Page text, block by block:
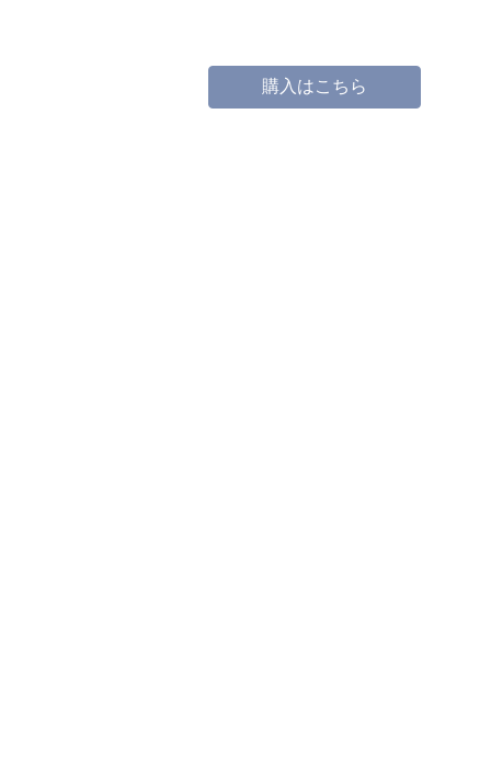
購入はこちら